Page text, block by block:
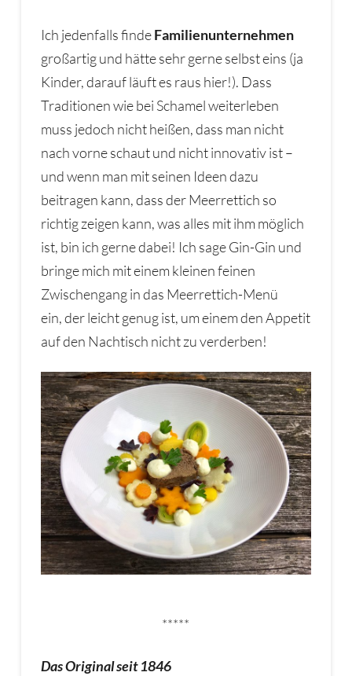
Ich jedenfalls findeFamilienunternehmen
großartig und hätte sehr gerne selbst eins (ja
Kinder, darauf läuft es raus hier!). Dass
Traditionen wie bei Schamel weiterleben
muss jedoch nicht heißen, dass man nicht
nach vorne schaut und nicht innovativ ist –
und wenn man mit seinen Ideen dazu
beitragen kann, dass der Meerrettich so
richtig zeigen kann, was alles mit ihm möglich
ist, bin ich gerne dabei! Ich sage Gin-Gin und
bringe mich mit einem kleinen feinen
Zwischengang in das Meerrettich-Menü
ein, der leicht genug ist, um einem den Appetit
auf den Nachtisch nicht zu verderben!
*****
Das Original seit 1846